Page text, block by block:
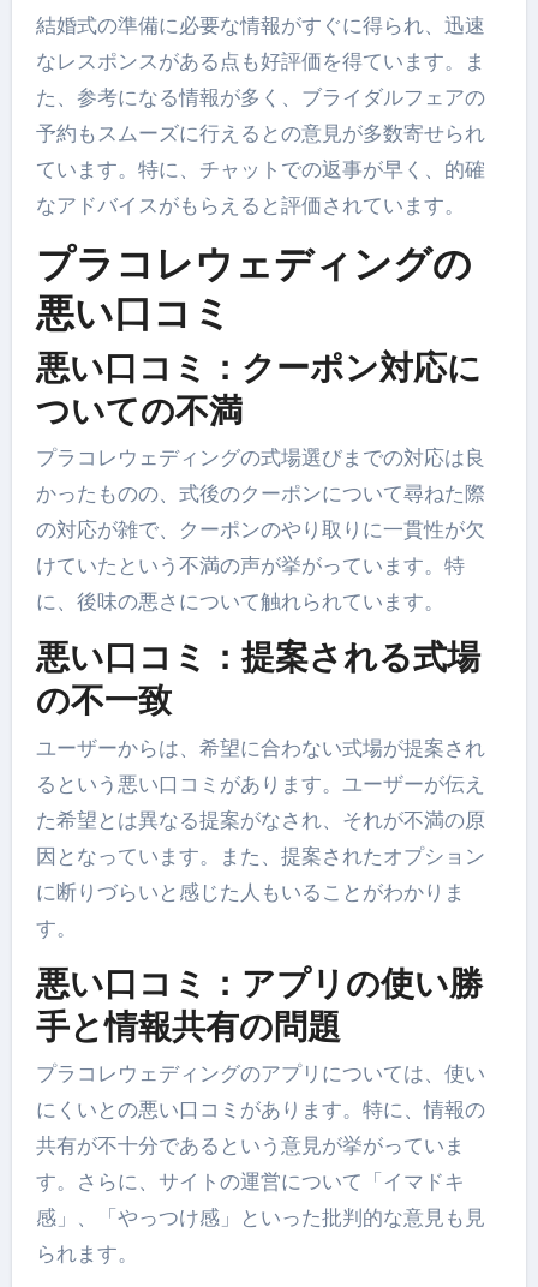
結婚式の準備に必要な情報がすぐに得られ、迅速
なレスポンスがある点も好評価を得ています。ま
た、参考になる情報が多く、ブライダルフェアの
予約もスムーズに行えるとの意見が多数寄せられ
ています。特に、チャットでの返事が早く、的確
なアドバイスがもらえると評価されています。
プラコレウェディングの
悪い口コミ
悪い口コミ：クーポン対応に
ついての不満
プラコレウェディングの式場選びまでの対応は良
かったものの、式後のクーポンについて尋ねた際
の対応が雑で、クーポンのやり取りに一貫性が欠
けていたという不満の声が挙がっています。特
に、後味の悪さについて触れられています。
悪い口コミ：提案される式場
の不一致
ユーザーからは、希望に合わない式場が提案され
るという悪い口コミがあります。ユーザーが伝え
た希望とは異なる提案がなされ、それが不満の原
因となっています。また、提案されたオプション
に断りづらいと感じた人もいることがわかりま
す。
悪い口コミ：アプリの使い勝
手と情報共有の問題
プラコレウェディングのアプリについては、使い
にくいとの悪い口コミがあります。特に、情報の
共有が不十分であるという意見が挙がっていま
す。さらに、サイトの運営について「イマドキ
感」、「やっつけ感」といった批判的な意見も見
られます。